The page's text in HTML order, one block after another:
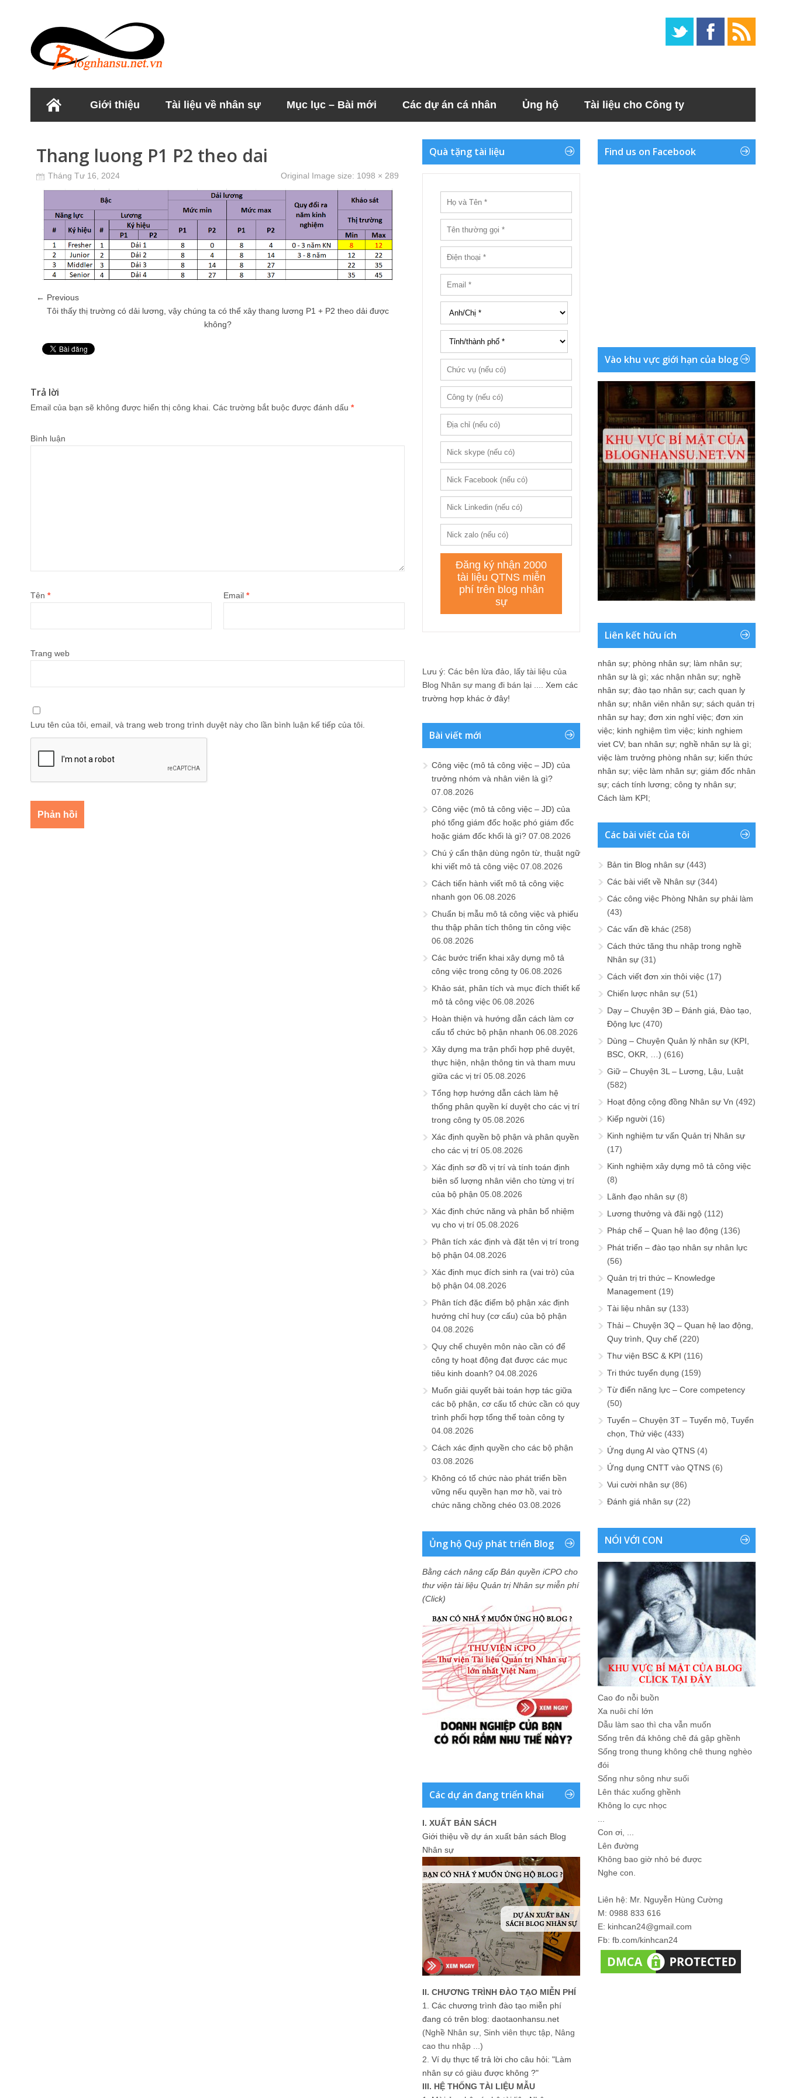
Giới thiệu Tài liệu về nhân sự Mục lục – Bài mới Các dự án cá nhân Ủng hộ Tài liệu cho Công ty
Thang luong P1 P2 theo dai
Tháng Tư 16, 2024 Original Image size: 1098 × 289
← Previous
Tôi thấy thị trường có dải lương, vậy chúng ta có thể xây thang lương P1 + P2 theo dải được
không?
Trả lời
Email của bạn sẽ không được hiển thị công khai. Các trường bắt buộc được đánh dấu *
Bình luận
Tên * Email *
Trang web
Lưu tên của tôi, email, và trang web trong trình duyệt này cho lần bình luận kế tiếp của tôi.
Quà tặng tài liệu
Lưu ý: Các bên lừa đảo, lấy tài liệu của
Blog Nhân sự mang đi bán lại .... Xem các
trường hợp khác ở đây!
Bài viết mới
Công việc (mô tả công việc – JD) của
trưởng nhóm và nhân viên là gì?
07.08.2026
Công việc (mô tả công việc – JD) của
phó tổng giám đốc hoặc phó giám đốc
hoặc giám đốc khối là gì? 07.08.2026
Chú ý cẩn thận dùng ngôn từ, thuật ngữ
khi viết mô tả công việc 07.08.2026
Cách tiến hành viết mô tả công việc
nhanh gọn 06.08.2026
Chuẩn bị mẫu mô tả công việc và phiếu
thu thập phân tích thông tin công việc
06.08.2026
Các bước triển khai xây dựng mô tả
công việc trong công ty 06.08.2026
Khảo sát, phân tích và mục đích thiết kế
mô tả công việc 06.08.2026
Hoàn thiện và hướng dẫn cách làm cơ
cấu tổ chức bộ phận nhanh 06.08.2026
Xây dựng ma trận phối hợp phê duyệt,
thực hiện, nhận thông tin và tham mưu
giữa các vị trí 05.08.2026
Tổng hợp hướng dẫn cách làm hệ
thống phân quyền kí duyệt cho các vị trí
trong công ty 05.08.2026
Xác định quyền bộ phận và phân quyền
cho các vị trí 05.08.2026
Xác định sơ đồ vị trí và tính toán định
biên số lượng nhân viên cho từng vị trí
của bộ phận 05.08.2026
Xác định chức năng và phân bổ nhiệm
vụ cho vị trí 05.08.2026
Phân tích xác định và đặt tên vị trí trong
bộ phận 04.08.2026
Xác định mục đích sinh ra (vai trò) của
bộ phận 04.08.2026
Phân tích đặc điểm bộ phận xác định
hướng chỉ huy (cơ cấu) của bộ phận
04.08.2026
Quy chế chuyên môn nào cần có để
công ty hoạt động đạt được các mục
tiêu kinh doanh? 04.08.2026
Muốn giải quyết bài toán hợp tác giữa
các bộ phận, cơ cấu tổ chức cần có quy
trình phối hợp tổng thể toàn công ty
04.08.2026
Cách xác định quyền cho các bộ phận
03.08.2026
Không có tổ chức nào phát triển bền
vững nếu quyền hạn mơ hồ, vai trò
chức năng chồng chéo 03.08.2026
Ủng hộ Quỹ phát triển Blog
Bằng cách nâng cấp Bản quyền iCPO cho
thư viện tài liệu Quản trị Nhân sự miễn phí
(Click)
Các dự án đang triển khai
I. XUẤT BẢN SÁCH
Giới thiệu về dự án xuất bản sách Blog
Nhân sự
II. CHƯƠNG TRÌNH ĐÀO TẠO MIỄN PHÍ
1. Các chương trình đào tạo miễn phí
đang có trên blog: daotaonhansu.net
(Nghề Nhân sự, Sinh viên thực tập, Nâng
cao thu nhập ...)
2. Ví dụ thực tế trả lời cho câu hỏi: "Làm
nhân sự có giàu được không ?"
III. HỆ THỐNG TÀI LIỆU MẪU
Find us on Facebook
Vào khu vực giới hạn của blog
Liên kết hữu ích
nhân sự; phòng nhân sự; làm nhân sự;
nhân sự là gì; xác nhận nhân sự; nghề
nhân sự; đào tạo nhân sự; cach quan ly
nhân sự; nhân viên nhân sự; sách quản trị
nhân sự hay; đơn xin nghỉ việc; đơn xin
việc; kinh nghiệm tìm việc; kinh nghiem
viet CV; ban nhân sự; nghề nhân sự là gì;
việc làm trưởng phòng nhân sự; kiến thức
nhân sự; việc làm nhân sự; giám đốc nhân
sự; cách tính lương; công ty nhân sự;
Cách làm KPI;
Các bài viết của tôi
Bản tin Blog nhân sự (443)
Các bài viết về Nhân sự (344)
Các công việc Phòng Nhân sự phải làm
(43)
Các vấn đề khác (258)
Cách thức tăng thu nhập trong nghề
Nhân sự (31)
Cách viết đơn xin thôi việc (17)
Chiến lược nhân sự (51)
Dạy – Chuyện 3Đ – Đánh giá, Đào tạo,
Động lực (470)
Dùng – Chuyện Quản lý nhân sự (KPI,
BSC, OKR, …) (616)
Giữ – Chuyện 3L – Lương, Lậu, Luật
(582)
Hoạt động cộng đồng Nhân sự Vn (492)
Kiếp người (16)
Kinh nghiệm tư vấn Quản trị Nhân sự
(17)
Kinh nghiệm xây dựng mô tả công việc
(8)
Lãnh đạo nhân sự (8)
Lương thưởng và đãi ngộ (112)
Pháp chế – Quan hệ lao động (136)
Phát triển – đào tạo nhân sự nhân lực
(56)
Quản trị tri thức – Knowledge
Management (19)
Tài liệu nhân sự (133)
Thải – Chuyện 3Q – Quan hệ lao động,
Quy trình, Quy chế (220)
Thư viện BSC & KPI (116)
Tri thức tuyển dụng (159)
Từ điển năng lực – Core competency
(50)
Tuyển – Chuyện 3T – Tuyển mộ, Tuyển
chọn, Thử việc (433)
Ứng dụng AI vào QTNS (4)
Ứng dụng CNTT vào QTNS (6)
Vui cười nhân sự (86)
Đánh giá nhân sự (22)
NÓI VỚI CON
Cao đo nỗi buồn
Xa nuôi chí lớn
Dẫu làm sao thì cha vẫn muốn
Sống trên đá không chê đá gập ghềnh
Sống trong thung không chê thung nghèo
đói
Sống như sông như suối
Lên thác xuống ghềnh
Không lo cực nhọc
Con ơi, ...
Lên đường
Không bao giờ nhỏ bé được
Nghe con.
Liên hệ: Mr. Nguyễn Hùng Cường
M: 0988 833 616
E: kinhcan24@gmail.com
Fb: fb.com/kinhcan24